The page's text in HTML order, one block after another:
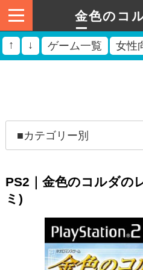
金色のコ
ー
↑ ↓ ゲーム一覧 女性
PS2｜金色のコルダの
ミ)